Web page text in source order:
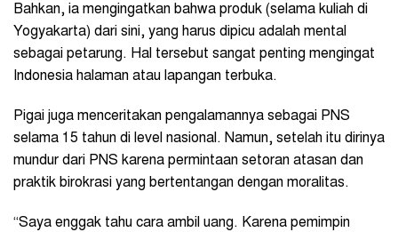
Bahkan, ia mengingatkan bahwa produk (selama kuliah di
Yogyakarta) dari sini, yang harus dipicu adalah mental
sebagai petarung. Hal tersebut sangat penting mengingat
Indonesia halaman atau lapangan terbuka.
Pigai juga menceritakan pengalamannya sebagai PNS
selama 15 tahun di level nasional. Namun, setelah itu dirinya
mundur dari PNS karena permintaan setoran atasan dan
praktik birokrasi yang bertentangan dengan moralitas.
“Saya enggak tahu cara ambil uang. Karena pemimpin